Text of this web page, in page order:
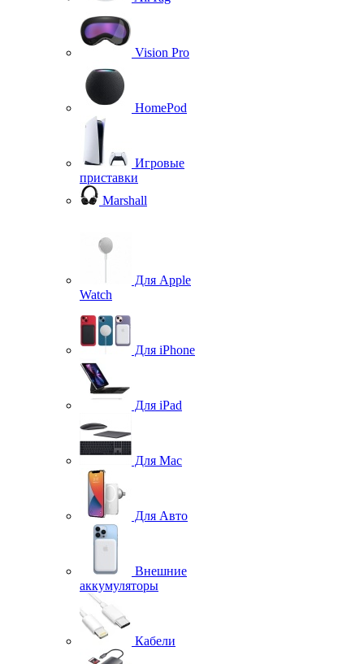
Vision Pro
HomePod
Игровые
приставки
Marshall
Для Apple
Watch
Для iPhone
Для iPad
Для Mac
Для Авто
Внешние
аккумуляторы
Кабели